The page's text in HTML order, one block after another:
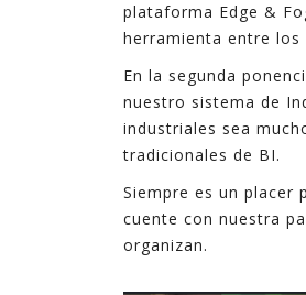
plataforma Edge &
herramienta entre los
En la segunda
nuestro sistema de
industriales sea
tradicionales de BI.
Siempre es un placer
cuente con nuestra
organizan.